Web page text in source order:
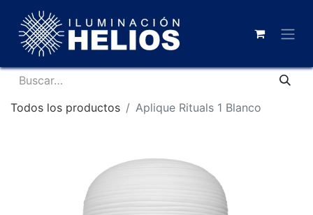
Todos los productos Aplique Rituals 1 Blanco